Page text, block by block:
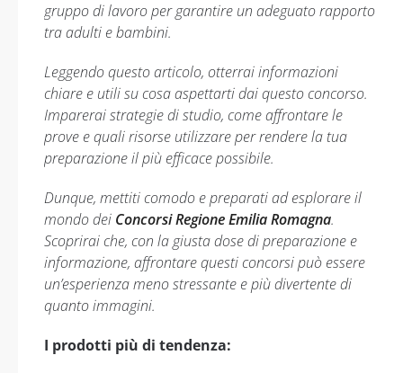
gruppo di lavoro per garantire un adeguato rapporto
tra adulti e bambini.
Leggendo questo articolo, otterrai informazioni
chiare e utili su cosa aspettarti dai questo concorso.
Imparerai strategie di studio, come affrontare le
prove e quali risorse utilizzare per rendere la tua
preparazione il più efficace possibile.
Dunque, mettiti comodo e preparati ad esplorare il
mondo dei Concorsi Regione Emilia Romagna.
Scoprirai che, con la giusta dose di preparazione e
informazione, affrontare questi concorsi può essere
un’esperienza meno stressante e più divertente di
quanto immagini.
I prodotti più di tendenza: